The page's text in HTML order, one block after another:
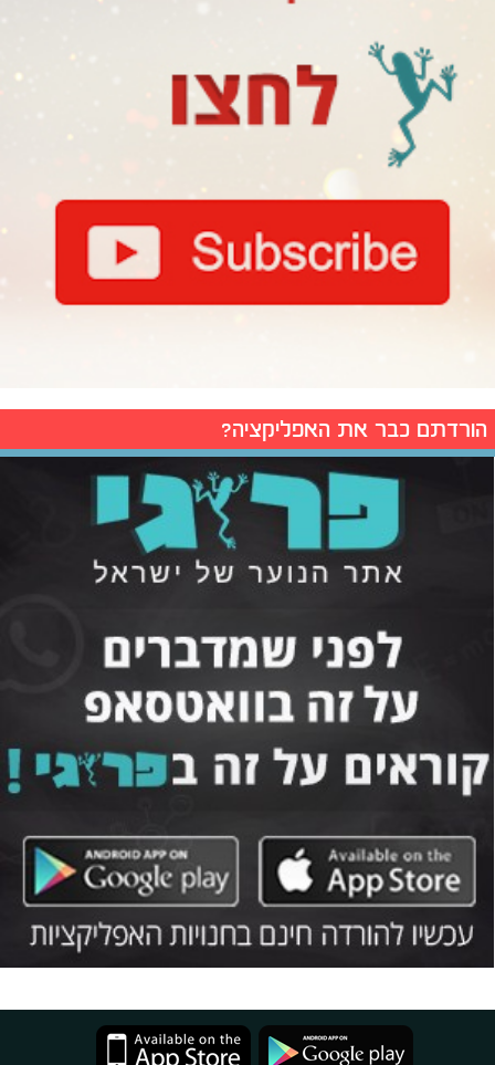
הורדתם כבר את האפליקציה?